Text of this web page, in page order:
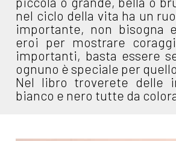
nel ciclo della vita ha un
importante, non bisogna
eroi per mostrare
importanti, basta essere
ognuno è speciale per
Nel libro troverete delle
bianco e nero tutte da